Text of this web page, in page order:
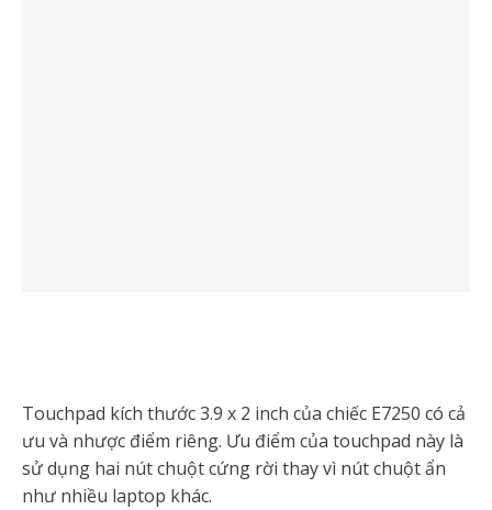
Touchpad kích thước 3.9 x 2 inch của chiếc E7250 có cả
ưu và nhược điểm riêng. Ưu điểm của touchpad này là
sử dụng hai nút chuột cứng rời thay vì nút chuột ẩn
như nhiều laptop khác.